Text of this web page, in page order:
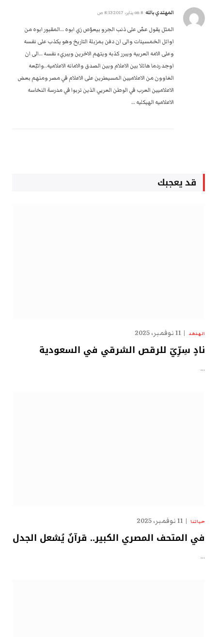
المهتدي بالله 8 يناير، 2017 8:13 ص
المثل يقول عصّ على ذنب الجرو بيعوّص زي ابوه …المقبور ابوه من
اوائل الخمسينات والى ان دفن بمزبلة التاريخ وهو يكذب على نفسه
وعلى الامه العربيه ويبرر كذبه ويتهم الاخرين ويبريء نفسه …الى ان
اوجد ردما هائلا بين الاعلام وبين الصدق والامانه الاعلاميه..واتبّعه
الغاوون من الاعلاميين المسيطرين على الاعلام في مصر ومنهم بعض
الاعلاميين العرب في الوطن العربي الذين تربوا في مدرسة النخاسه
الاعلاميه الهيكليه …
قد يعجبك
الهدهد 11 نوفمبر، 2025
نادٍ سِرِّيّ للرقص الشرقي في السعودية
…
حياتنا 11 نوفمبر، 2025
في المتحف المصري الكبير.. قرآنٌ يُشعل الجدل
…